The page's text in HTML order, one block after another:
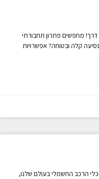
מחפשים פתרון תחבורתי
קלה ובטוחה? אפשרויות
הרכב החשמלי בעולם שלנו,